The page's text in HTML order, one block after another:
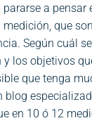
pararse a pensar
que
Según cuál
los objetivos
que tenga
blog
en 10 ó 12